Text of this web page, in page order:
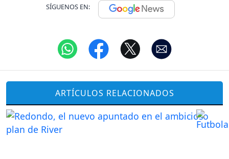
SÍGUENOS EN:
ARTÍCULOS RELACIONADOS